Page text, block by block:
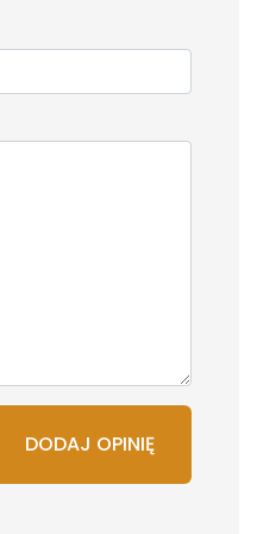
DODAJ OPINIĘ